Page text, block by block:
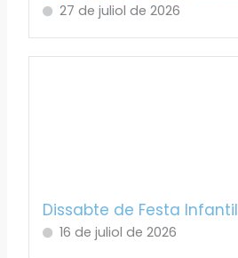
27 de juliol de 2026
Dissabte de Festa Infantil
16 de juliol de 2026